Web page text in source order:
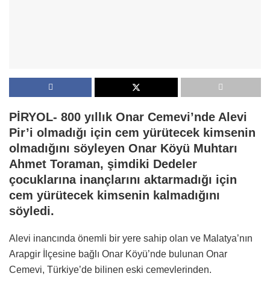
PİRYOL- 800 yıllık Onar Cemevi’nde Alevi
Pir’i olmadığı için cem yürütecek kimsenin
olmadığını söyleyen Onar Köyü Muhtarı
Ahmet Toraman, şimdiki Dedeler
çocuklarına inançlarını aktarmadığı için
cem yürütecek kimsenin kalmadığını
söyledi.
Alevi inancında önemli bir yere sahip olan ve Malatya’nın
Arapgir İlçesine bağlı Onar Köyü’nde bulunan Onar
Cemevi, Türkiye’de bilinen eski cemevlerinden.